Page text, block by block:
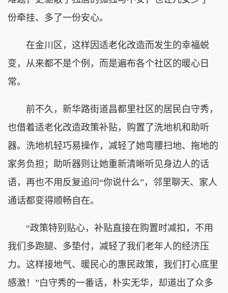
份牵挂、多了一份安心。
在金川区，这样因适老化改造而发生的幸福蜕
变，从来都不是个例，而是遍布各个社区的暖心日
常。
前不久，新华路街道昌都里社区的居民白守秀，
也借着适老化改造政策补贴，购置了洗地机和助听
器。洗地机轻巧易操作，减轻了她弯腰扫地、拖地的
家务负担；助听器则让她重新清晰听见身边人的话
语，再也不用反复追问“你说什么”，邻里聊天、家人
通话都变得顺畅自在。
“政策特别贴心，补贴直接在购置时减扣，不用
我们多跑腿、多垫付，减轻了我们老年人的经济压
力。这样接地气、暖民心的惠民政策，我们打心底里
感激！”白守秀的一番话，朴实无华，却道出了众多